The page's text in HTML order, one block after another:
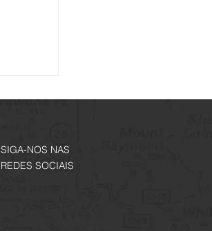
SIGA-NOS NAS
REDES SOCIAIS